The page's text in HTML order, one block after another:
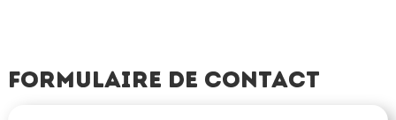
Formulaire de contact